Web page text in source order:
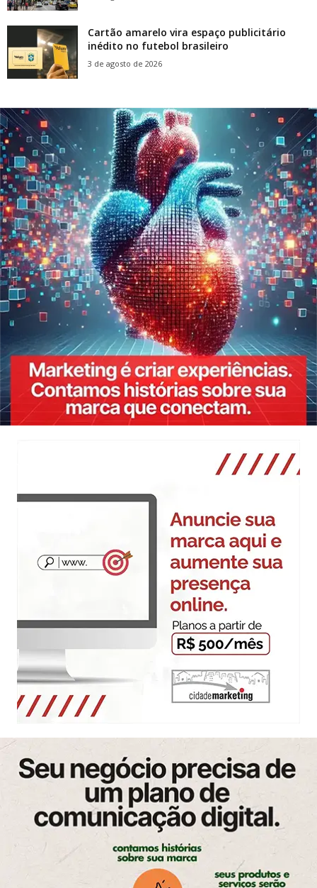
Cartão amarelo vira espaço publicitário
inédito no futebol brasileiro
3 de agosto de 2026